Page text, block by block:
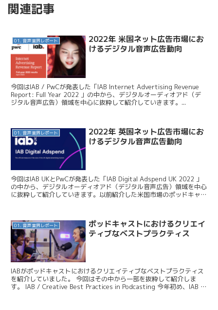
関連記事
01. 音声業界レポート
2022年 米国ネット広告市場にお
けるデジタル音声広告動向
今回はIAB / PwCが発表した「IAB Internet Advertising Revenue
Report: Full Year 2022 」の中から、デジタルオーディオアド（デ
ジタル音声広告）領域を中心に抜粋して紹介していきます。...
01. 音声業界レポート
2022年 英国ネット広告市場にお
けるデジタル音声広告動向
今回はIAB UKとPwCが発表した「IAB Digital Adspend UK 2022 」
の中から、デジタルオーディオアド（デジタル音声広告）領域を中心
に抜粋して紹介していきます。以前紹介した米国市場のポッドキャス
01. 音声業界レポート
ポッドキャストにおけるクリエイ
ティブなベストプラクティス
IABがポッドキャストにおけるクリエイティブなベストプラクティス
を紹介していました。 今回はその中から一部を抜粋して紹介しま
す。 IAB / Creative Best Practices in Podcasting 今年初め、IAB は